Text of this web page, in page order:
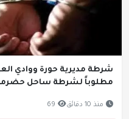
شرطة مديرية حورة ووادي
مطلوباً لشرطة ساحل
منذ 10 دقائق 69